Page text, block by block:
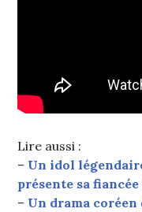
Lire aussi :
– Un idol
présente sa
– Un drama coréen